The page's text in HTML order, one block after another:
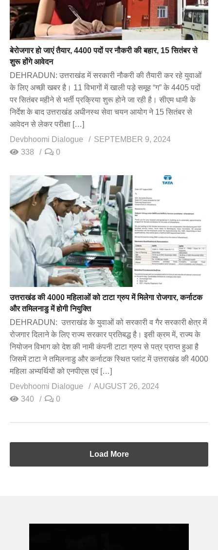
बेरोजगार हो जाएं तैयार, 4400 पदों पर नौकरी की बहार, 15 सितंबर से
शुरू होंगे आवेदन
DEHRADUN: उत्तराखंड में सरकारी नौकरी की तैयारी कर रहे युवाओं
के लिए अच्छी खबर है। 11 विभागों में खाली पड़े समूह “ग” के 4405 पदों
पर सितंबर महीने से भर्ती प्रक्रिया शुरू होने जा रही है। सीएम धामी के
निर्देश के बाद उत्तराखंड अधीनस्थ सेवा चयन आयोग ने 15 सितंबर से
आवेदन से लेकर परीक्षा […]
Devbhoomi Dialogue
SEPTEMBER 9, 2024
338
0
उत्तराखंड की 4000 महिलाओं को टाटा ग्रुप में मिलेगा रोजगार, कर्नाटक
और तमिलनाडु में होगी नियुक्ति
DEHRADUN: उत्तराखंड के युवाओं को सरकारी व गैर सरकारी क्षेत्र में
रोजगार दिलाने के लिए राज्य सरकार प्रतिबद्ध है। इसी क्रम में, राज्य के
नियोजन विभाग को देश की नामी कंपनी टाटा ग्रुप से पत्र प्राप्त हुआ है
जिसमें टाटा ने तमिलनाडु और कर्नाटक स्थित प्लांट में उत्तराखंड की 4000
महिला अभ्यर्थियों को एनपीएस एवं […]
Devbhoomi Dialogue
AUGUST 26, 2024
340
0
Load More